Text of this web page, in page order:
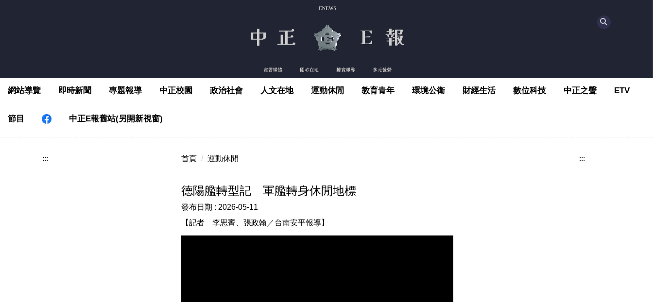
區
網站導覽 即時新聞 專題報導 中正校園 政治社會 人文在地 運動休閒 教育青年 環境公衛 財經生活 數位科技 中正之聲 ETV
節目 中正E報舊站(另開新視窗)
::: 首頁 運動休閒
德陽艦轉型記 軍艦轉身休閒地標
發布日期 : 2026-05-11
【記者 李思齊、張政翰／台南安平報導】
:::